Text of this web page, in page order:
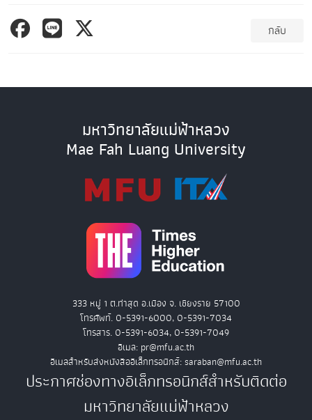
กลับ
มหาวิทยาลัยแม่ฟ้าหลวง
Mae Fah Luang University
333 หมู่ 1 ต.ท่าสุด อ.เมือง จ. เชียงราย 57100
โทรศัพท์. 0-5391-6000, 0-5391-7034
โทรสาร. 0-5391-6034, 0-5391-7049
อีเมล: pr@mfu.ac.th
อีเมลสำหรับส่งหนังสืออิเล็กทรอนิกส์: saraban@mfu.ac.th
ประกาศช่องทางอิเล็กทรอนิกส์สำหรับติดต่อ
มหาวิทยาลัยแม่ฟ้าหลวง